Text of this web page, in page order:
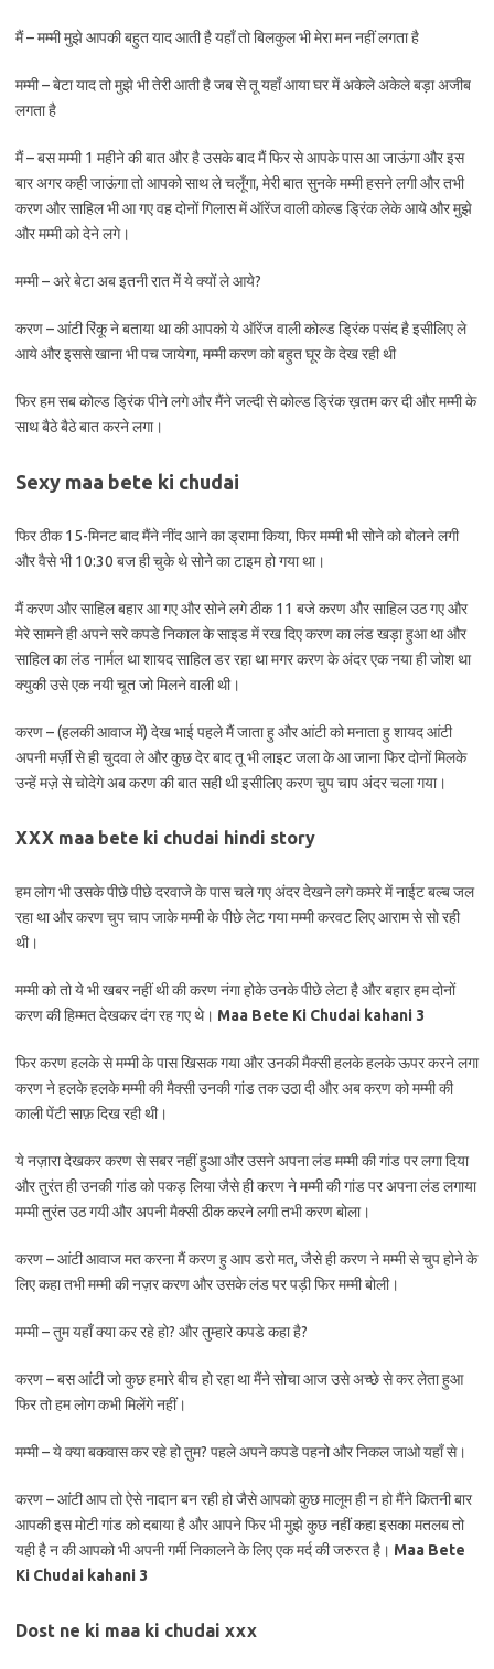
मैं – मम्मी मुझे आपकी बहुत याद आती है यहाँ तो बिलकुल भी मेरा मन नहीं लगता है
मम्मी – बेटा याद तो मुझे भी तेरी आती है जब से तू यहाँ आया घर में अकेले अकेले बड़ा अजीब
लगता है
मैं – बस मम्मी 1 महीने की बात और है उसके बाद मैं फिर से आपके पास आ जाऊंगा और इस
बार अगर कही जाऊंगा तो आपको साथ ले चलूँगा, मेरी बात सुनके मम्मी हसने लगी और तभी
करण और साहिल भी आ गए वह दोनों गिलास में ऑरेंज वाली कोल्ड ड्रिंक लेके आये और मुझे
और मम्मी को देने लगे।
मम्मी – अरे बेटा अब इतनी रात में ये क्यों ले आये?
करण – आंटी रिंकू ने बताया था की आपको ये ऑरेंज वाली कोल्ड ड्रिंक पसंद है इसीलिए ले
आये और इससे खाना भी पच जायेगा, मम्मी करण को बहुत घूर के देख रही थी
फिर हम सब कोल्ड ड्रिंक पीने लगे और मैंने जल्दी से कोल्ड ड्रिंक ख़तम कर दी और मम्मी के
साथ बैठे बैठे बात करने लगा।
Sexy maa bete ki chudai
फिर ठीक 15-मिनट बाद मैंने नींद आने का ड्रामा किया, फिर मम्मी भी सोने को बोलने लगी
और वैसे भी 10:30 बज ही चुके थे सोने का टाइम हो गया था।
मैं करण और साहिल बहार आ गए और सोने लगे ठीक 11 बजे करण और साहिल उठ गए और
मेरे सामने ही अपने सरे कपडे निकाल के साइड में रख दिए करण का लंड खड़ा हुआ था और
साहिल का लंड नार्मल था शायद साहिल डर रहा था मगर करण के अंदर एक नया ही जोश था
क्युकी उसे एक नयी चूत जो मिलने वाली थी।
करण – (हलकी आवाज में) देख भाई पहले मैं जाता हु और आंटी को मनाता हु शायद आंटी
अपनी मर्ज़ी से ही चुदवा ले और कुछ देर बाद तू भी लाइट जला के आ जाना फिर दोनों मिलके
उन्हें मज़े से चोदेगे अब करण की बात सही थी इसीलिए करण चुप चाप अंदर चला गया।
XXX maa bete ki chudai hindi story
हम लोग भी उसके पीछे पीछे दरवाजे के पास चले गए अंदर देखने लगे कमरे में नाईट बल्ब जल
रहा था और करण चुप चाप जाके मम्मी के पीछे लेट गया मम्मी करवट लिए आराम से सो रही
थी।
मम्मी को तो ये भी खबर नहीं थी की करण नंगा होके उनके पीछे लेटा है और बहार हम दोनों
करण की हिम्मत देखकर दंग रह गए थे। Maa Bete Ki Chudai kahani 3
फिर करण हलके से मम्मी के पास खिसक गया और उनकी मैक्सी हलके हलके ऊपर करने लगा
करण ने हलके हलके मम्मी की मैक्सी उनकी गांड तक उठा दी और अब करण को मम्मी की
काली पेंटी साफ़ दिख रही थी।
ये नज़ारा देखकर करण से सबर नहीं हुआ और उसने अपना लंड मम्मी की गांड पर लगा दिया
और तुरंत ही उनकी गांड को पकड़ लिया जैसे ही करण ने मम्मी की गांड पर अपना लंड लगाया
मम्मी तुरंत उठ गयी और अपनी मैक्सी ठीक करने लगी तभी करण बोला।
करण – आंटी आवाज मत करना मैं करण हु आप डरो मत, जैसे ही करण ने मम्मी से चुप होने के
लिए कहा तभी मम्मी की नज़र करण और उसके लंड पर पड़ी फिर मम्मी बोली।
मम्मी – तुम यहाँ क्या कर रहे हो? और तुम्हारे कपडे कहा है?
करण – बस आंटी जो कुछ हमारे बीच हो रहा था मैंने सोचा आज उसे अच्छे से कर लेता हुआ
फिर तो हम लोग कभी मिलेंगे नहीं।
मम्मी – ये क्या बकवास कर रहे हो तुम? पहले अपने कपडे पहनो और निकल जाओ यहाँ से।
करण – आंटी आप तो ऐसे नादान बन रही हो जैसे आपको कुछ मालूम ही न हो मैंने कितनी बार
आपकी इस मोटी गांड को दबाया है और आपने फिर भी मुझे कुछ नहीं कहा इसका मतलब तो
यही है न की आपको भी अपनी गर्मी निकालने के लिए एक मर्द की जरुरत है। Maa Bete
Ki Chudai kahani 3
Dost ne ki maa ki chudai xxx